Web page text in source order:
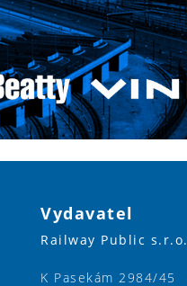
Vydavatel
Railway Public s.r.o.
K Pasekám 2984/45